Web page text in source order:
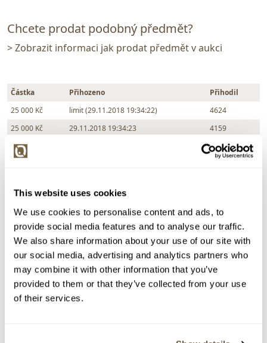
This website uses cookies
We use cookies to personalise content and ads, to
provide social media features and to analyse our traffic.
We also share information about your use of our site with
our social media, advertising and analytics partners who
may combine it with other information that you’ve
provided to them or that they’ve collected from your use
of their services.
Chcete prodat podobný předmět?
> Zobrazit informaci jak prodat předmět v aukci
Částka Přihozeno
Přihodil
25 000 Kč
limit (29.11.2018 19:34:22)
4624
25 000 Kč
29.11.2018 19:34:23
4159
24 000 Kč
4624
22 000 Kč
limit (29.11.2018 19:32:17)
21 000 Kč
29.11.2018 19:31:04
4159
20 000 Kč
limit (29.11.2018 19:30:56)
4624
19 000 Kč
29.11.2018 19:30:57
4159
18 000 Kč
limit (29.11.2018 19:30:28)
4624
17 000 Kč
29.11.2018 19:26:47
4159